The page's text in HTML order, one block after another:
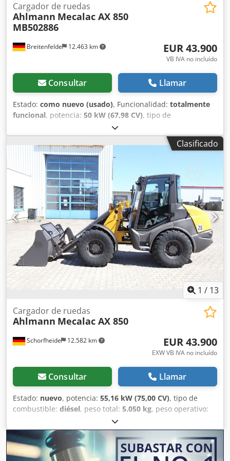
Breitenfelde 12.463 km
Cargador de ruedas
Ahlmann Mecalac AX 850
MB502886
EUR 43.900
VB IVA no incluído
Consultar Llamar
Estado: como nuevo (usado), Funcionalidad: totalmente
funcional, potencia: 50 kW (67,98 CV), tipo de
, peso operativo:
neumático:405/70 R 18, Año de fabricación:2023, horas
de funcionamiento:150 h, Equipamiento:UVV, cabina,
faros adicionales, hidráulica, horquillas para palés, pala
estándar, recogedor trasero , Motor Fase V, 20. km/versión,
Sistema hidráulico auxiliar de circuito continuo,
Acoplamientos hidráulicos para 1er circuito adicional,
Asiento confort Grammer, Dwodpfx Aetrnf Dsdhja
Neumáticos Mitas 405/70 R18, Caja de almacenamiento
con tapa, Luces de trabajo traseras, preparación para
radio, enganche rápido hidráulico, Cucharón estándar con
borde de corte soldado y por lo tanto 1 metro cúbico,
horquilla portapalets
Clasificado
1 / 13
Schorfheide 12.582 km
Cargador de ruedas
Ahlmann Mecalac AX 850
EUR 43.900
EXW VB IVA no incluído
Consultar Llamar
Estado: nuevo, potencia: 55,16 kW (75,00 CV), tipo de
combustible: diésel, peso total: 5.050 kg, peso operativo:
, Año de fabricación:2023
funcionamiento:1 h, número de máquina/vehículo:
685239865, Equipamiento: UVV, cabina, horquillas para
palés, pala 4 en 1, pala estándar, tracción a las cuatro